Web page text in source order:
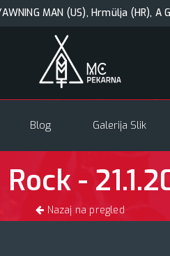
(US), Hrmülja (HR), A Gram trip
Blog Galerija Slik
-
Nazaj na pregled